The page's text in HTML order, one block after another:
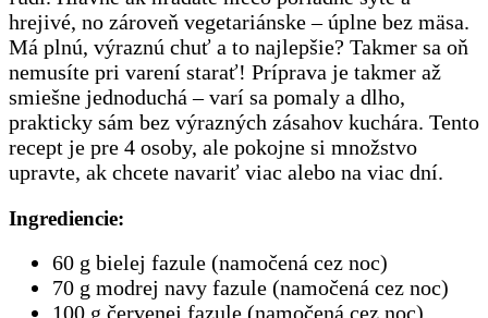
hrejivé, no zároveň vegetariánske – úplne bez mäsa.
Má plnú, výraznú chuť a to najlepšie? Takmer sa oň
nemusíte pri varení starať! Príprava je takmer až
smiešne jednoduchá – varí sa pomaly a dlho,
prakticky sám bez výrazných zásahov kuchára. Tento
recept je pre 4 osoby, ale pokojne si množstvo
upravte, ak chcete navariť viac alebo na viac dní.
Ingrediencie:
60 g bielej fazule (namočená cez noc)
70 g modrej navy fazule (namočená cez noc)
100 g červenej fazule (namočená cez noc)